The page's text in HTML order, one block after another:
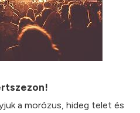
a morózus, hideg telet és